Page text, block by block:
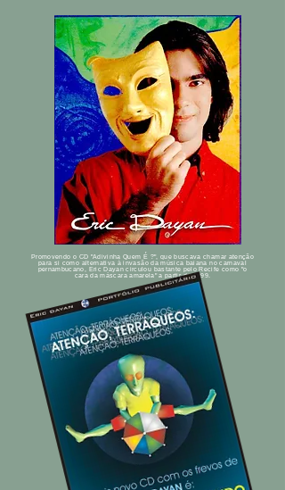
Promovendo o CD "Adivinha Quem É ?", que buscava chamar atenção
para si como alternativa à invasão da música baiana no carnaval
pernambucano, Eric Dayan circulou bastante pelo Recife como "o
cara da máscara amarela" a partir de 1999.